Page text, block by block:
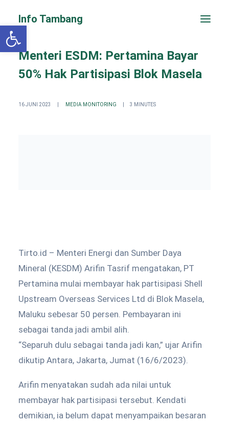
Info Tambang
Menteri ESDM: Pertamina Bayar
50% Hak Partisipasi Blok Masela
16 JUNI 2023 MEDIA MONITORING 3 MINUTES
Tirto.id – Menteri Energi dan Sumber Daya
Mineral (KESDM) Arifin Tasrif mengatakan, PT
Pertamina mulai membayar hak partisipasi Shell
Upstream Overseas Services Ltd di Blok Masela,
Maluku sebesar 50 persen. Pembayaran ini
sebagai tanda jadi ambil alih.
“Separuh dulu sebagai tanda jadi kan,” ujar Arifin
dikutip Antara, Jakarta, Jumat (16/6/2023).
Arifin menyatakan sudah ada nilai untuk
membayar hak partisipasi tersebut. Kendati
demikian, ia belum dapat menyampaikan besaran
Open toolbar